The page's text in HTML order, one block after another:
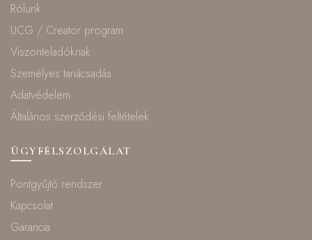
Rólunk
UCG / Creator program
Viszonteladóknak
Személyes tanácsadás
Adatvédelem
Általános szerződési feltételek
ÜGYFÉLSZOLGÁLAT
Pontgyűjtő rendszer
Kapcsolat
Garancia